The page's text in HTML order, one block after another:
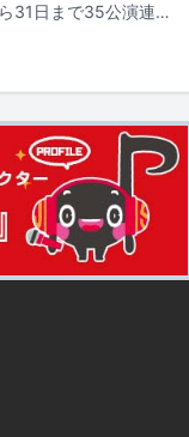
東京のライブハウス・下北沢SHELTERのオープン35周年を記念して、10月1日から31日まで35公演連続ワンマンライブ「One Epic Month」が開催される。